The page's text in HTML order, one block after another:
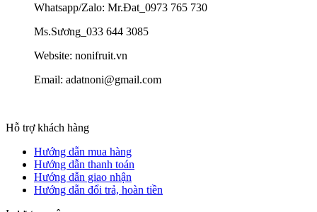
Whatsapp/Zalo: Mr.Đat_0973 765 730
Ms.Sương_033 644 3085
Website: nonifruit.vn
Email: adatnoni@gmail.com
Hỗ trợ khách hàng
Hướng dẫn mua hàng
Hướng dẫn thanh toán
Hướng dẫn giao nhận
Hướng dẫn đổi trả, hoàn tiền